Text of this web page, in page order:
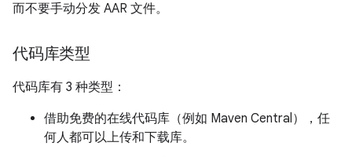
而不要手动分发 AAR 文件。
代码库类型
代码库有 3 种类型：
借助免费的在线代码库（例如 Maven Central），任
何人都可以上传和下载库。